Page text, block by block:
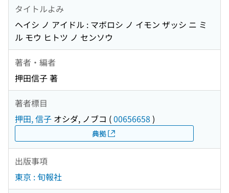
タイトルよみ
ヘイシ ノ アイドル : マボロシ ノ イモン ザッシ ニ ミ
ル モウ ヒトツ ノ センソウ
著者・編者
押田信子 著
著者標目
押田, 信子 オシダ, ノブコ (00656658 )
典拠
出版事項
東京 : 旬報社